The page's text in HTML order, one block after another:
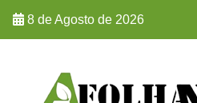
8 de Agosto de 2026